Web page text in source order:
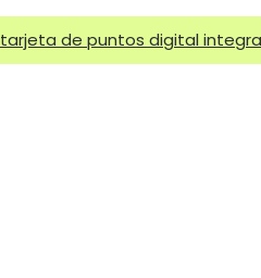
tarjeta de puntos digital